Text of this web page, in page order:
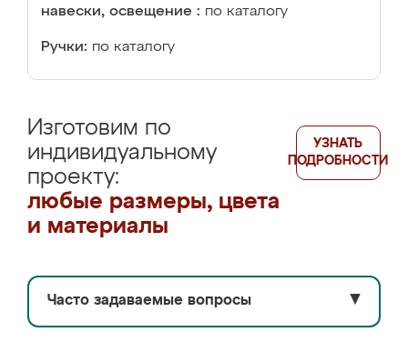
навески, освещение : по каталогу
Ручки: по каталогу
Изготовим по
индивидуальному
проекту:
любые размеры, цвета
и материалы
УЗНАТЬ
ПОДРОБНОСТИ
Часто задаваемые вопросы ▼